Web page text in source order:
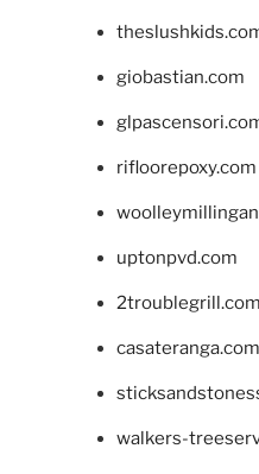
giobastian.com
rifloorepoxy.com
uptonpvd.com
2troublegrill.com
casateranga.com
walkers-